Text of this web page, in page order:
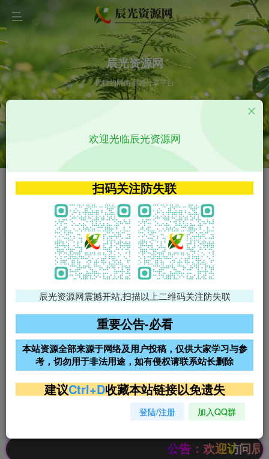
辰光资源网
优质的网络资源分享平台
VIP特权介绍 APP源码
VIP特权介绍
火
VIP特权介绍
影视源码
影视源码
免费领支付宝红包
腾讯轻量4核4G3M服务器38元/
阿里云2核2G200M服务器68元/
年
雨云高防免备案服务器
超低价文字广告位招租 超低价文字广告位招租
超低价文字广告位招租
公告：欢迎访问辰光资源网，
欢迎光临辰光资源网
扫码关注防失联
辰光资源网震撼开站,扫描以上二维码关注防失联
重要公告-必看
本站资源全部来源于网络及用户投稿，仅供大家学习与参
考，切勿用于非法用途，如有侵权请联系站长删除
建议Ctrl+D收藏本站链接以免遗失
登陆/注册 加入QQ群